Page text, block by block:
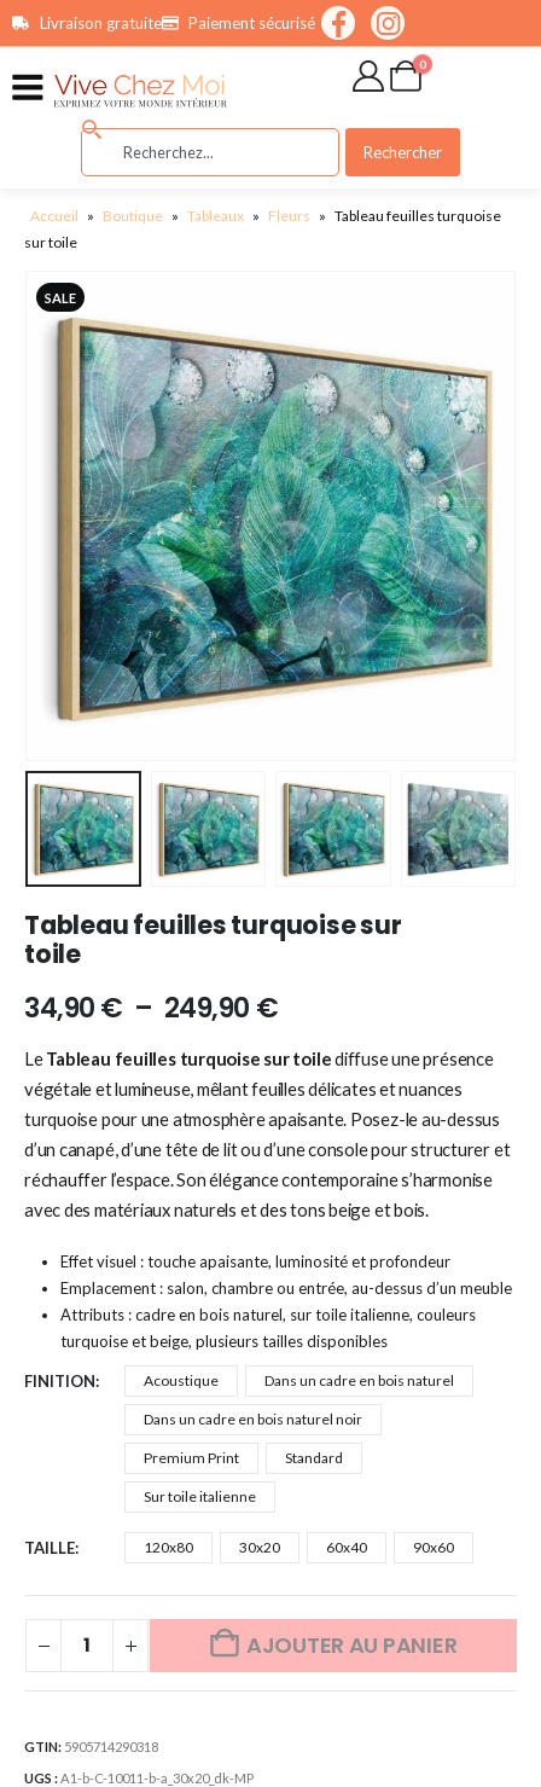
principalLivraison gratuite Paiement sécurisé
0
Rechercher
Accueil » Boutique » Tableaux » Fleurs » Tableau feuilles turquoise
sur toile
SALE
Tableau feuilles turquoise sur
toile
34,90€ – 249,90 €
LeTableau feuilles turquoise sur toilediffuse une présence
végétale et lumineuse, mêlant feuilles délicates et nuances
turquoise pour une atmosphère apaisante. Posez-le au-dessus
d’un canapé, d’une tête de lit ou d’une console pour structurer et
réchauffer l’espace. Son élégance contemporaine s’harmonise
avec des matériaux naturels et des tons beige et bois.
Effet visuel : touche apaisante, luminosité et profondeur
Emplacement : salon, chambre ou entrée, au-dessus d’un meuble
Attributs : cadre en bois naturel, sur toile italienne, couleurs
turquoise et beige, plusieurs tailles disponibles
FINITION Acoustique Dans un cadre en bois naturel
Dans un cadre en bois naturel noir
Premium Print Standard
Sur toile italienne
TAILLE 120x80 30x20 60x40 90x60
AJOUTER AU PANIER
GTIN: 5905714290318
UGS : A1-b-C-10011-b-a_30x20_dk-MP